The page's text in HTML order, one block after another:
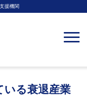
援機関
N
a
g
いる衰退産業